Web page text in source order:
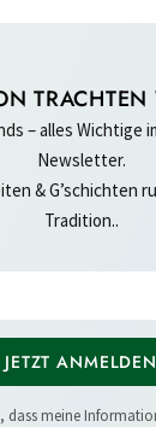
TRACHTEN
– alles Wichtige
Newsletter.
& G’schichten
Tradition..
JETZT ANMELDEN
dass meine